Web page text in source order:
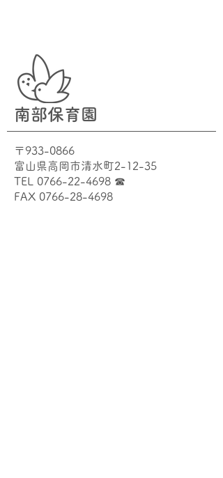
南部保育園
〒933-0866
富山県高岡市清水町2-12-35
TEL 0766-22-4698 ☎︎
FAX 0766-28-4698